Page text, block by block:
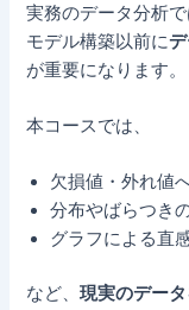
実務のデータ分析で
モデル構築以前に
が重要になります。
本コースでは、
欠損値・外れ値
分布やばらつき
グラフによる直
など、現実のデー